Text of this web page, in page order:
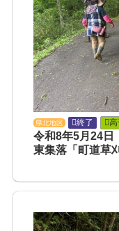
県北地区 終了
令和8年5月24日
東集落「町道草